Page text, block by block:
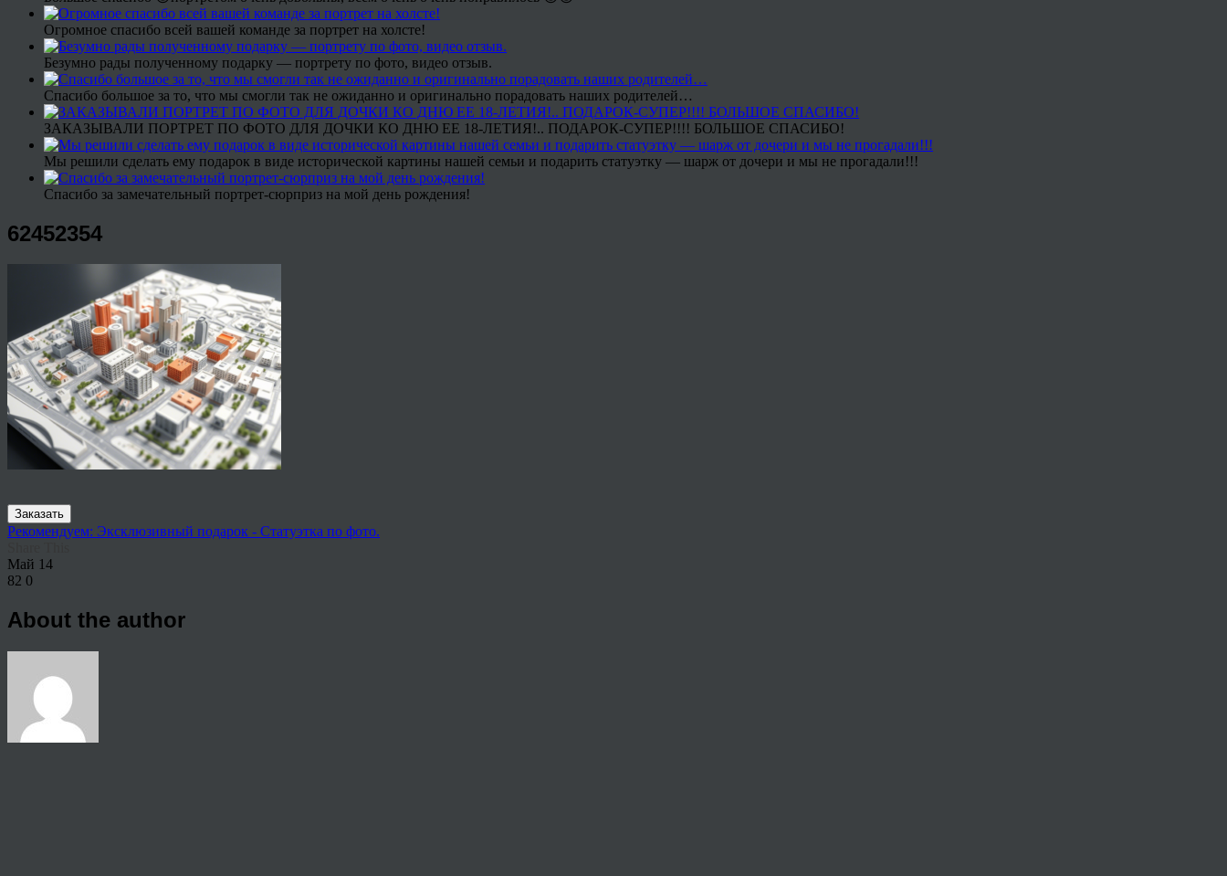
Огромное спасибо всей вашей команде за портрет на холсте!
Безумно рады полученному подарку — портрету по фото, видео отзыв.
Спасибо большое за то, что мы смогли так не ожиданно и оригинально порадовать наших родителей…
ЗАКАЗЫВАЛИ ПОРТРЕТ ПО ФОТО ДЛЯ ДОЧКИ КО ДНЮ ЕЕ 18-ЛЕТИЯ!.. ПОДАРОК-СУПЕР!!!! БОЛЬШОЕ СПАСИБО!
Мы решили сделать ему подарок в виде исторической картины нашей семьи и подарить статуэтку — шарж от дочери и мы не прогадали!!!
Спасибо за замечательный портрет-сюрприз на мой день рождения!
62452354
Заказать
Рекомендуем: Эксклюзивный подарок - Статуэтка по фото.
Май 14
82 0
About the author